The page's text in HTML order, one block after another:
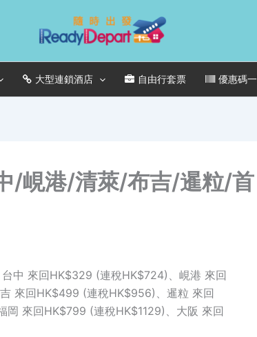
大型連鎖酒店 自由行套票 優惠碼
/峴港/清萊/布吉/暹粒/首
中 來回HK$329 (連稅HK$724)、峴港 來回
來回HK$499 (連稅HK$956)、暹粒 來回
來回HK$799 (連稅HK$1129)、大阪 來回